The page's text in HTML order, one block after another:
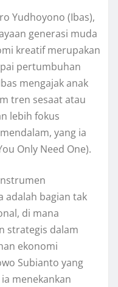
Yudhoyono (Ibas),
generasi muda
kreatif merupakan
pertumbuhan
mengajak anak
tren sesaat atau
lebih fokus
yang ia
Only Need One).
adalah bagian tak
di mana
strategis dalam
ekonomi
Subianto yang
menekankan